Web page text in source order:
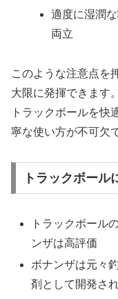
適度に湿潤
両立
このような注意点を
大限に発揮できます。
トラックボールを快
寧な使い方が不可欠
トラックボール
トラックボール
ンザは高評価
ボナンザは元々
剤として開発さ